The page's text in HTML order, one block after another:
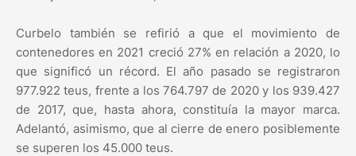
Curbelo también se refirió a que el movimiento de
contenedores en 2021 creció 27% en relación a 2020, lo
que significó un récord. El año pasado se registraron
977.922 teus, frente a los 764.797 de 2020 y los 939.427
de 2017, que, hasta ahora, constituía la mayor marca.
Adelantó, asimismo, que al cierre de enero posiblemente
se superen los 45.000 teus.